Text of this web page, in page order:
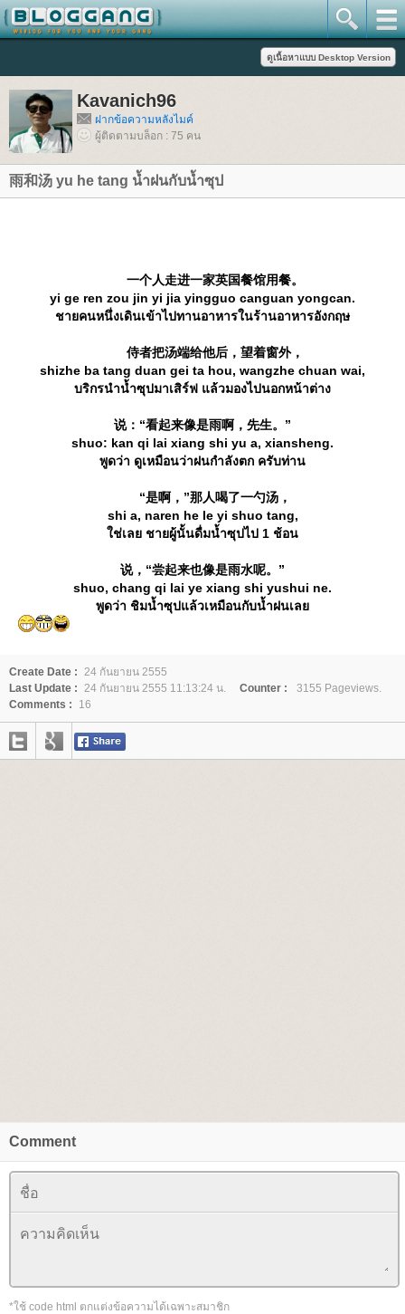
Kavanich96
ฝากข้อความหลังไมค์
ผู้ติดตามบล็อก : 75 คน
雨和汤 yu he tang น้ำฝนกับน้ำซุป
一个人走进一家英国餐馆用餐。
yi ge ren zou jin yi jia yingguo canguan yongcan.
ชายคนหนึ่งเดินเข้าไปทานอาหารในร้านอาหารอังกฤษ
侍者把汤端给他后，望着窗外，
shizhe ba tang duan gei ta hou, wangzhe chuan wai,
บริกรนำน้ำซุปมาเสิร์ฟ แล้วมองไปนอกหน้าต่าง
说：“看起来像是雨啊，先生。”
shuo: kan qi lai xiang shi yu a, xiansheng.
พูดว่า ดูเหมือนว่าฝนกำลังตก ครับท่าน
“是啊，”那人喝了一勺汤，
shi a, naren he le yi shuo tang,
ช่เลย ชายผู้นั้นดื่มน้ำซุปไป 1 ช้อน
说，“尝起来也像是雨水呢。”
shuo, chang qi lai ye xiang shi yushui ne.
พูดว่า ชิมน้ำซุปแล้วเหมือนกับน้ำฝนเล
Create Date : 24 กันยายน 2555
Last Update : 24 กันยายน 2555 11:13:24 น. Counter :
3155 Pageviews.
Comments :
16
Comment
*ใช้ code html ตกแต่งข้อความได้เฉพาะสมาชิก